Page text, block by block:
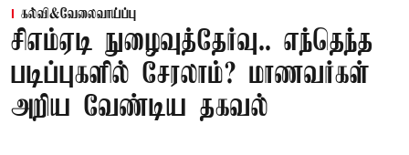
கல்வி&வேலைவாய்ப்பு
சிஎம்ஏடி நுழைவுத்தேர்வு.. எந்தெந்த
படிப்புகளில் சேரலாம்? மாணவர்கள்
அறிய வேண்டிய தகவல்